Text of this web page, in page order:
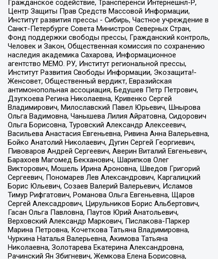
Гражданское содействие, Трансперенси Интернешнл-Р,
Центр Защиты Прав Средств Массовой Информации,
Институт развития прессы - Сибирь, Частное учреждение в
Санкт-Петербурге Совета Министров Северных Стран,
Фонд поддержки свободы прессы, Гражданский контроль,
Человек и Закон, Общественная комиссия по сохранению
наследия академика Сахарова, Информационное
агентство МЕМО. РУ, Институт региональной прессы,
Институт Развития Свободы Информации, Экозащита!-
Женсовет, Общественный вердикт, Евразийская
антимонопольная ассоциация, Бедушев Петр Петрович,
Дзугкоева Регина Николаевна, Кривенко Сергей
Владимирович, Милославский Павел Юрьевич, Шнырова
Ольга Вадимовна, Чанышева Лилия Айратовна, Сидорович
Ольга Борисовна, Туровский Александр Алексеевич,
Васильева Анастасия Евгеньевна, Ривина Анна Валерьевна,
Бойко Анатолий Николаевич, Дугин Сергей Георгиевич,
Пивоваров Андрей Сергеевич, Аверин Виталий Евгеньевич,
Барахоев Магомед Бекханович, Шарипков Олег
Викторович, Мошель Ирина Ароновна, Шведов Григорий
Сергеевич, Пономарев Лев Александрович, Каргалицкий
Борис Юльевич, Созаев Валерий Валерьевич, Исламов
Тимур Рифгатович, Романова Ольга Евгеньевна, Щаров
Сергей Алексадрович, Цирульников Борис Альбертович,
Гасан Ольга Павловна, Паутов Юрий Анатольевич,
Верховский Александр Маркович, Пислакова-Паркер
Марина Петровна, Кочеткова Татьяна Владимировна,
Чуркина Наталья Валерьевна, Акимова Татьяна
Николаевна, Золотарева Екатерина Александровна,
Рачинский Ян Збигневич, Жемкова Елена Борисовна,